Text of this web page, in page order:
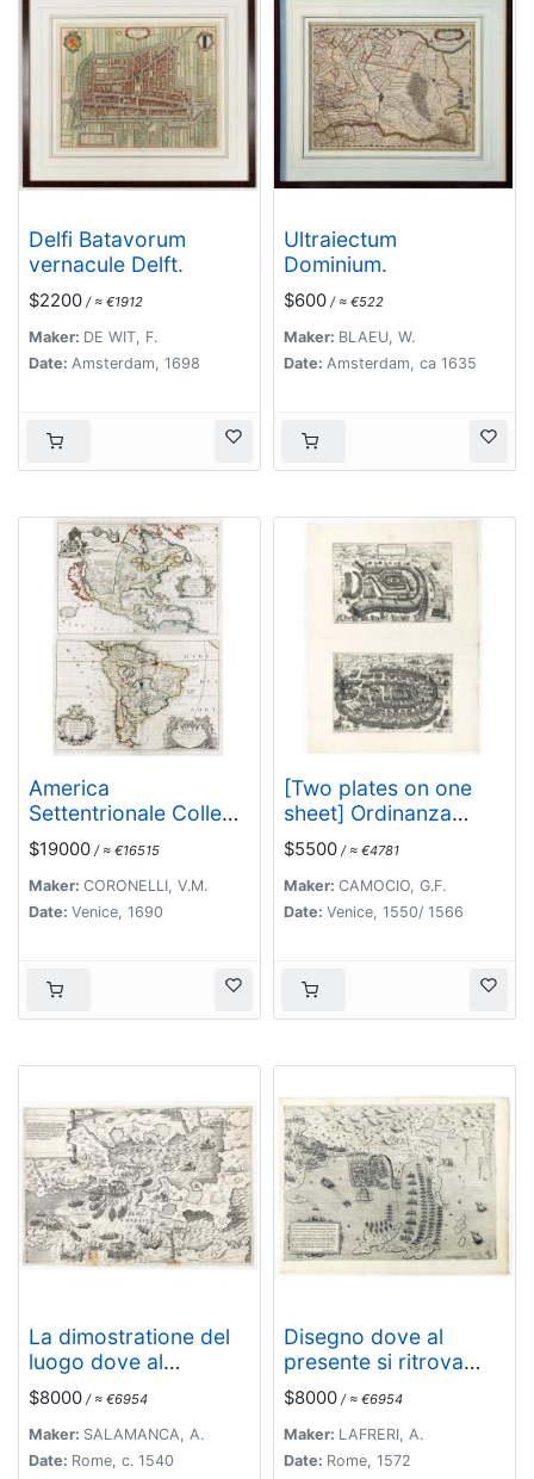
Delfi Batavorum
vernacule Delft.
$2200 / ≈ €1912
Maker: DE WIT, F.
Date: Amsterdam, 1698
Ultraiectum
Dominium.
$600 / ≈ €522
Maker: BLAEU, W.
Date: Amsterdam, ca 1635
America
Settentrionale Colle
Nuove Scoperte Sin
All Anno 1688. . .
(together with]
America meridionale .
$19000 / ≈ €16515
Maker: CORONELLI, V.M.
Date: Venice, 1690
[Two plates on one
sheet] Ordinanza
Turchesa alla presa di
Zigeth in Ongaria
l’anno 1566 /
Ordinanza Turchesca
Imperatore Carlo
quinto l'anno 1550.
$5500 / ≈ €4781
Maker: CAMOCIO, G.F.
Date: Venice, 1550/ 1566
La dimostratione del
luogo dove al
presente sitrova
l'armat di Barbarossa,
et de Christiani detto il
golfo dell 'Artha anti
$8000 / ≈ €6954
Maker: SALAMANCA, A.
Date: Rome, c. 1540
Disegno dove al
presente si ritrova
l'armata della santa
legha contro la
turchesca, nel
promontorio della
$8000 / ≈ €6954
Maker: LAFRERI, A.
Date: Rome, 1572